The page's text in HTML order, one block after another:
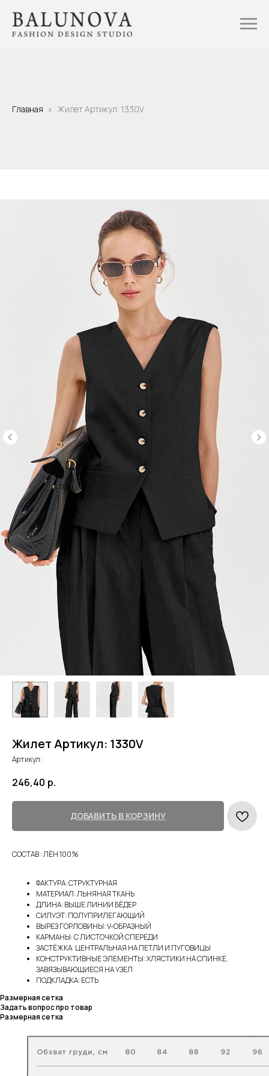
Главная Жилет Артикул: 1330V
Жилет Артикул: 1330V
Артикул:
246,40 р.
ДОБАВИТЬ В КОРЗИНУ
СОСТАВ : ЛЁН 100%
ФАКТУРА: СТРУКТУРНАЯ
МАТЕРИАЛ: ЛЬНЯНАЯ ТКАНЬ
ДЛИНА: ВЫШЕ ЛИНИИ БЁДЕР
СИЛУЭТ: ПОЛУПРИЛЕГАЮЩИЙ
ВЫРЕЗ ГОРЛОВИНЫ: V-ОБРАЗНЫЙ
КАРМАНЫ: С ЛИСТОЧКОЙ СПЕРЕДИ
ЗАСТЁЖКА: ЦЕНТРАЛЬНАЯ НА ПЕТЛИ И ПУГОВИЦЫ
КОНСТРУКТИВНЫЕ ЭЛЕМЕНТЫ: ХЛЯСТИКИ НА СПИНКЕ,
ЗАВЯЗЫВАЮЩИЕСЯ НА УЗЕЛ
ПОДКЛАДКА: ЕСТЬ
Размерная сетка
Задать вопрос про товар
Размерная сетка